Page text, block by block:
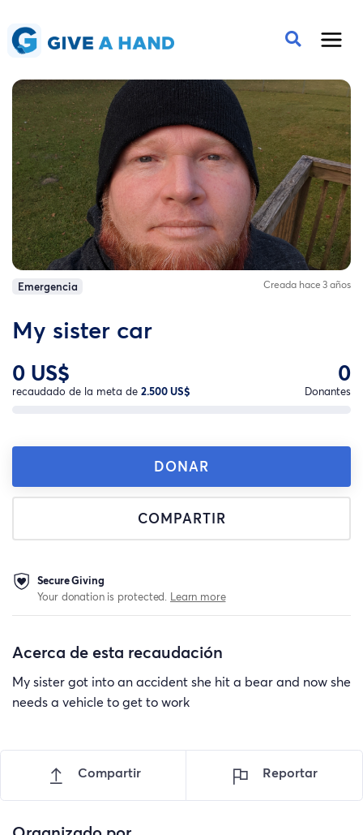
Emergencia Creada hace 3 años
My sister car
0 US$
recaudado de la meta de 2.500 US$
0
Donantes
DONAR
COMPARTIR
Secure Giving
Your donation is protected. Learn more
Acerca de esta recaudación
My sister got into an accident she hit a bear and now she
needs a vehicle to get to work
Compartir Reportar